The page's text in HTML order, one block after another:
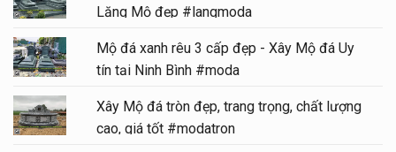
Lăng Mộ đẹp #langmoda
Mộ đá xanh rêu 3 cấp đẹp - Xây Mộ đá Uy
tín tại Ninh Bình #moda
Xây Mộ đá tròn đẹp, trang trọng, chất lượng
cao, giá tốt #modatron